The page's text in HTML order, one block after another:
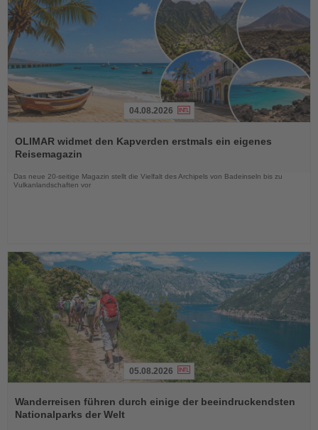
Sie
die
Nachrichten
04.08.2026
OLIMAR widmet den Kapverden erstmals ein eigenes
Reisemagazin
Das neue 20-seitige Magazin stellt die Vielfalt des Archipels von Badeinseln bis zu
Vulkanlandschaften vor
Sie
die
Nachrichten
05.08.2026
Wanderreisen führen durch einige der beeindruckendsten
Nationalparks der Welt